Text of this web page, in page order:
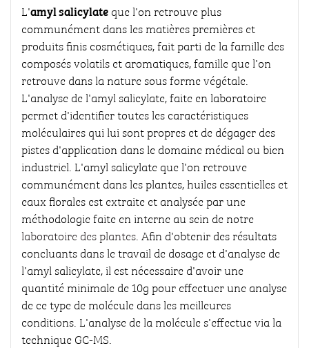
L'amyl salicylate que l'on retrouve plus
communément dans les matières premières et
produits finis cosmétiques, fait parti de la famille des
composés volatils et aromatiques, famille que l'on
retrouve dans la nature sous forme végétale.
L'analyse de l'amyl salicylate, faite en laboratoire
permet d'identifier toutes les caractéristiques
moléculaires qui lui sont propres et de dégager des
pistes d'application dans le domaine médical ou bien
industriel. L'amyl salicylate que l'on retrouve
communément dans les plantes, huiles essentielles et
eaux florales est extraite et analysée par une
méthodologie faite en interne au sein de notre
laboratoire des plantes. Afin d'obtenir des résultats
concluants dans le travail de dosage et d'analyse de
l'amyl salicylate, il est nécessaire d'avoir une
quantité minimale de 10g pour effectuer une analyse
de ce type de molécule dans les meilleures
conditions. L'analyse de la molécule s'effectue via la
technique GC-MS.